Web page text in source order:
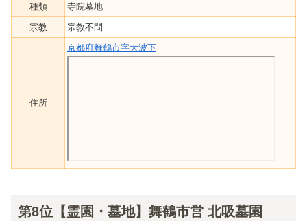
種類
寺院墓地
宗教
宗教不問
住所
京都府舞鶴市字大波下
第8位【霊園・墓地】舞鶴市営 北吸墓園